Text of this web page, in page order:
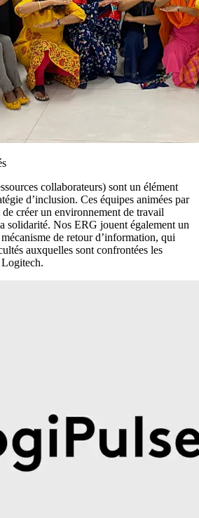
collaborateurs) sont un élément
d’inclusion. Ces équipes animées par
créer un environnement de travail
solidarité. Nos ERG jouent également un
de retour d’information, qui
auxquelles sont confrontées les
Logitech.